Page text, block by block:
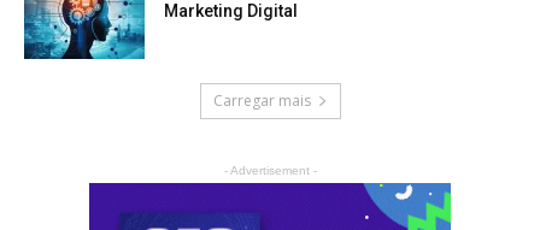
Marketing Digital
Carregar mais
- Advertisement -